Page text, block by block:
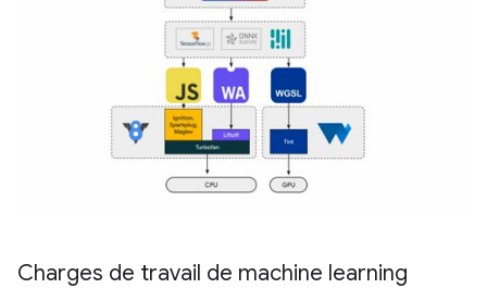
Charges de travail de machine learning